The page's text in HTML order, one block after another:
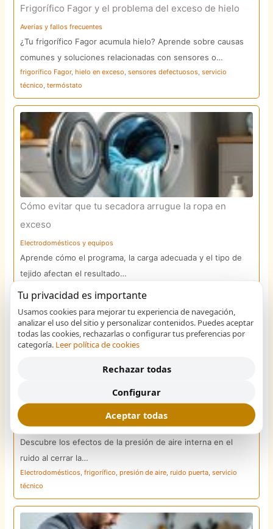
Frigorífico Fagor y el problema del exceso de hielo
Averías y fallos frecuentes
¿Tu frigorífico Fagor acumula hielo? Aprende sobre causas
comunes y soluciones relacionadas con sensores o…
frigorífico Fagor,hielo en exceso,sensores defectuosos,servicio
técnico,termóstato
Cómo evitar que tu secadora arrugue la ropa en
exceso
Electrodomésticos y equipos
Aprende cómo el programa, la carga adecuada y el tipo de
tejido afectan el resultado…
Efectos del aire en frigoríficos al cerrar la puerta
Electrodomésticos y equipos
Descubre los efectos de la presión de aire interna en el
ruido al cerrar la…
Electrodomésticos,frigorífico,presión de aire,ruido puerta,servicio
técnico
Tu privacidad es importante
Usamos cookies para mejorar tu experiencia de navegación,
analizar el uso del sitio y personalizar contenidos. Puedes aceptar
todas las cookies, rechazarlas o configurar tus preferencias por
categoría. Leer política de cookies
Rechazar todas
Configurar
Aceptar todas